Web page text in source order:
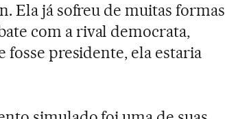
Ela já sofreu de muitas formas
com a rival democrata,
fosse presidente, ela estaria